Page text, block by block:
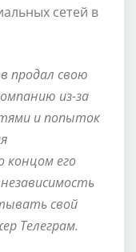
сетей в
продал свою
из-за
и попыток
концом его
свой
Телеграм.